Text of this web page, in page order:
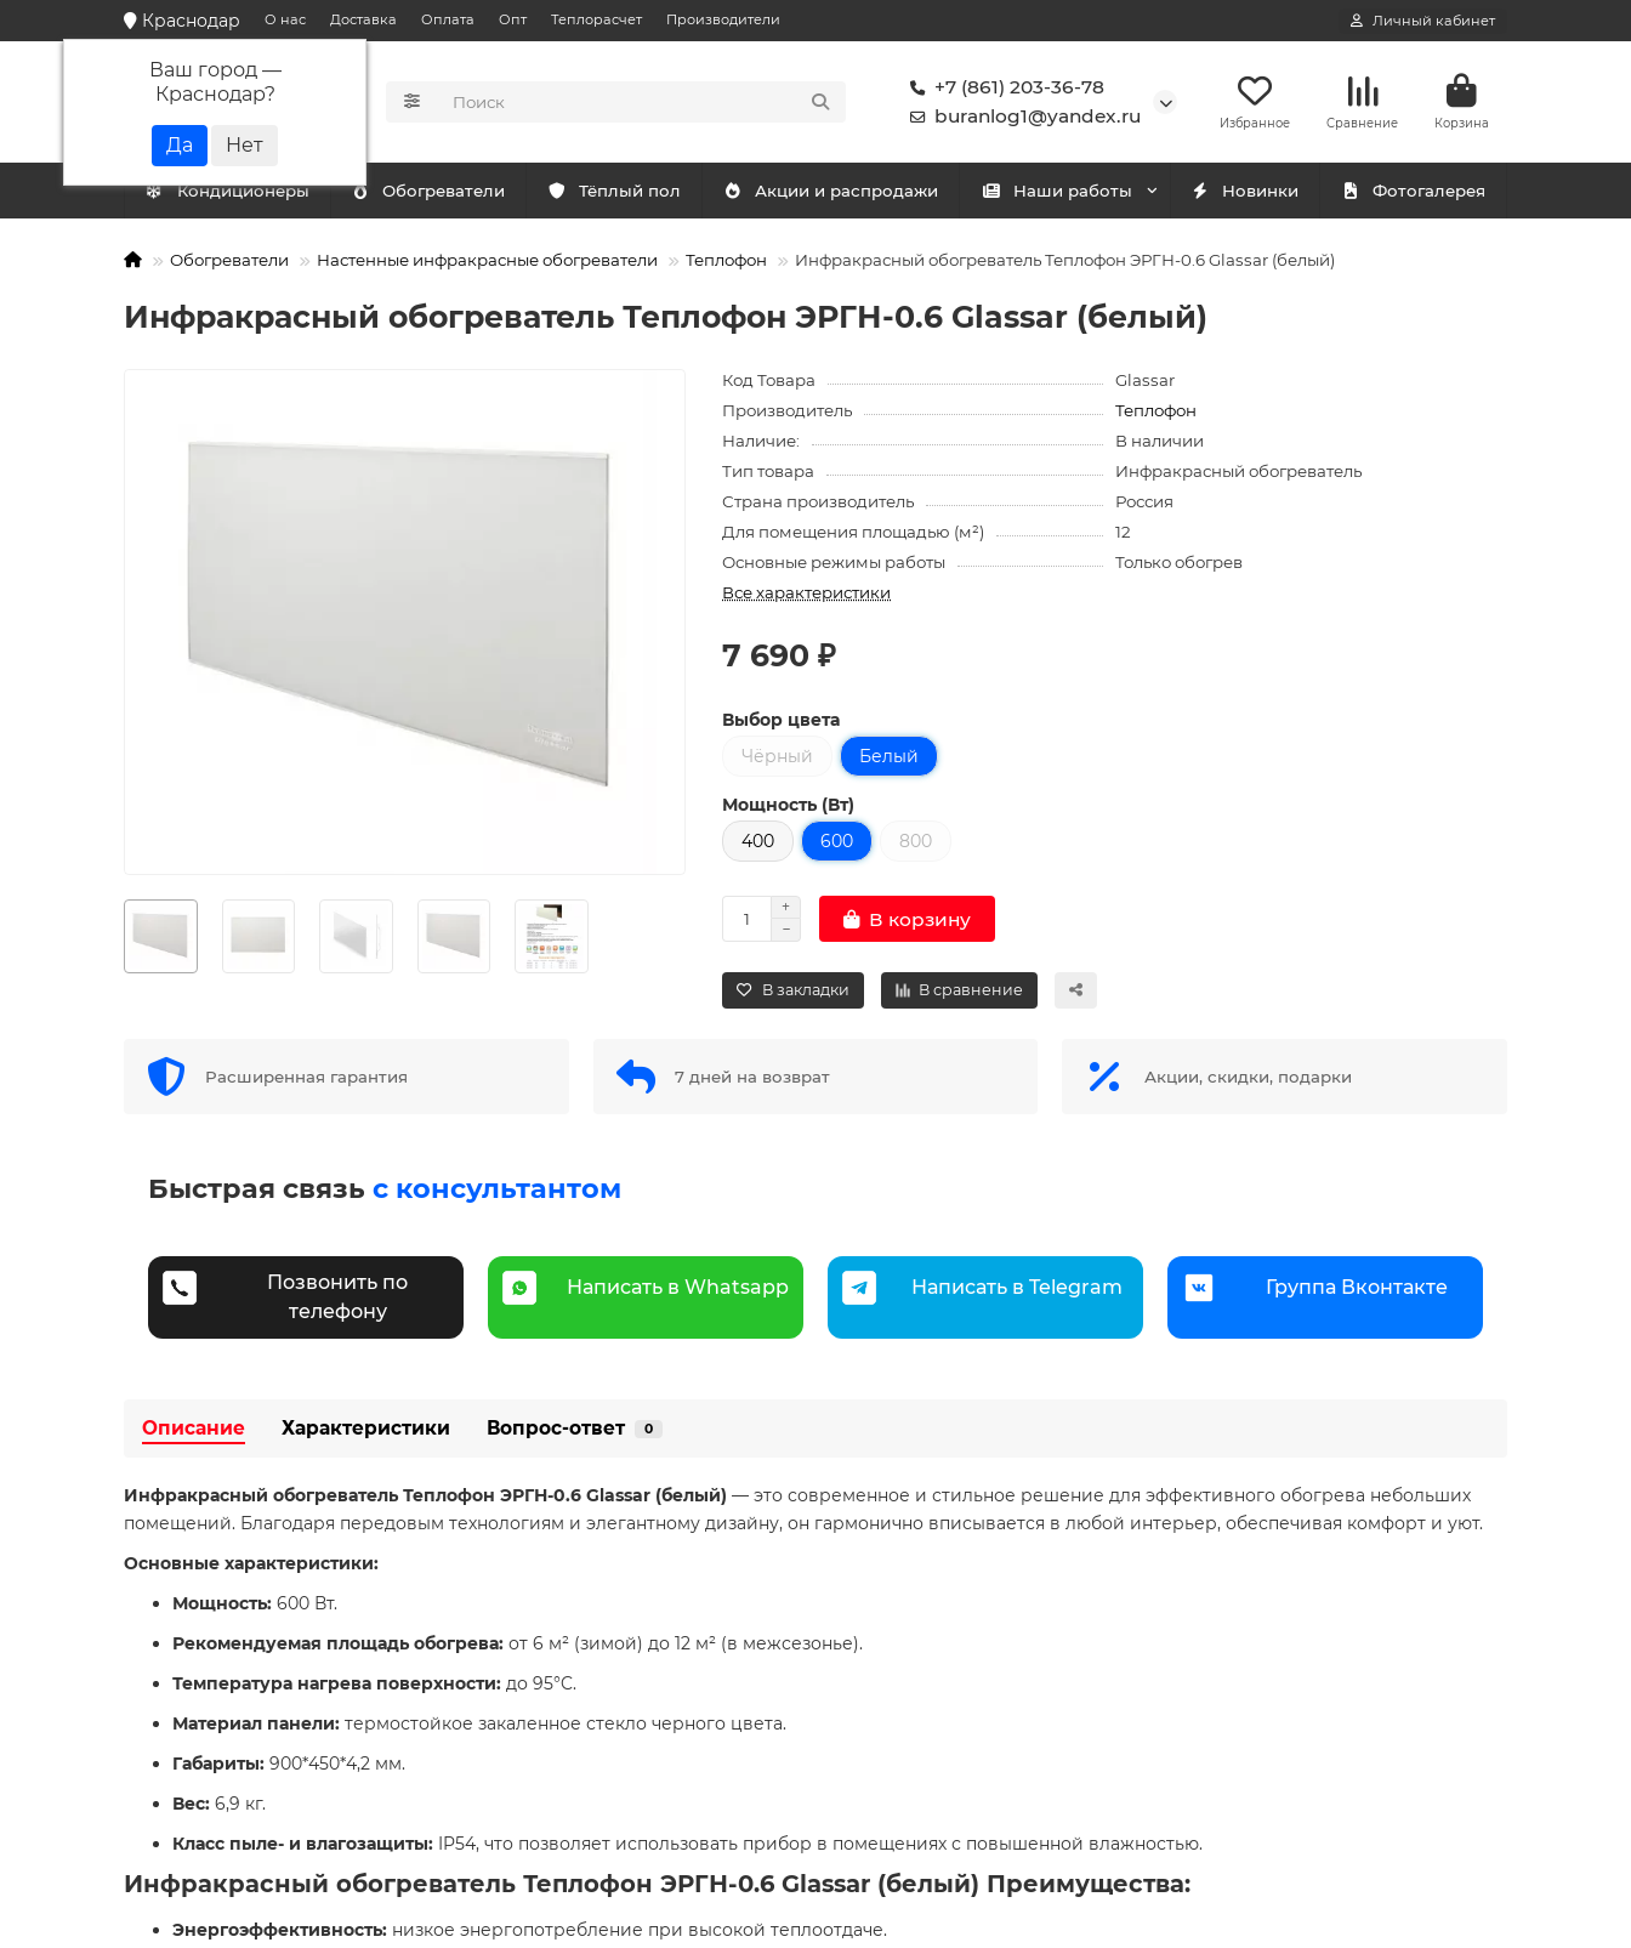
Краснодар
Ваш город —
Краснодар?
О нас Доставка Оплата Опт Теплорасчет Производители Личный кабинет
КАТАЛОГ
+7 (861) 203-36-78
buranlog1@yandex.ru
Избранное Сравнение Корзина
Кондиционеры Обогреватели Тёплый пол Акции и распродажи Наши работы Новинки Фотогалерея
Обогреватели Настенные инфракрасные обогреватели Теплофон Инфракрасный обогреватель Теплофон ЭРГН-0.6 Glassar (белый)
Инфракрасный обогреватель Теплофон ЭРГН-0.6 Glassar (белый)
Код Товара
Glassar
Производитель
Теплофон
Наличие:
В наличии
Тип товара
Инфракрасный обогреватель
Страна производитель
Россия
Для помещения площадью (м²)
12
Основные режимы работы
Только обогрев
Все характеристики
7 690 ₽
Выбор цвета
Чёрный
Белый
Мощность (Вт)
400
600 800
В корзину
В закладки В сравнение
Расширенная гарантия 7 дней на возврат Акции, скидки, подарки
Быстрая связь с консультантом
Позвонить по
телефону
Написать в Whatsapp Написать в Telegram Группа Вконтакте
Описание Характеристики Вопрос-ответ 0
Инфракрасный обогреватель Теплофон ЭРГН-0.6 Glassar (белый) — это современное и стильное решение для эффективного обогрева небольших
помещений. Благодаря передовым технологиям и элегантному дизайну, он гармонично вписывается в любой интерьер, обеспечивая комфорт и уют.​
Основные характеристики:
Мощность: 600 Вт.
Рекомендуемая площадь обогрева: от 6 м² (зимой) до 12 м² (в межсезонье).
Температура нагрева поверхности: до 95°C.​
Материал панели: термостойкое закаленное стекло черного цвета.
Габариты: 900*450*4,2 мм.
Вес: 6,9 кг.​
Класс пыле- и влагозащиты: IP54, что позволяет использовать прибор в помещениях с повышенной влажностью.​
Инфракрасный обогреватель Теплофон ЭРГН-0.6 Glassar (белый) Преимущества:
Энергоэффективность: низкое энергопотребление при высокой теплоотдаче.​